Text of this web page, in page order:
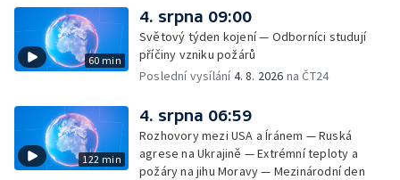
— Třem obcím na Brněnsku dočasně došla
pitná voda — SP v orientačním běhu v Česku
— Horko a požáry sužují Evropu — Rybářský
příměstský tábor
60 min
4. srpna 09:00
Světový týden kojení — Odborníci studují
příčiny vzniku požárů
Poslední vysílání4. 8. 2026 na ČT24
122 min
4. srpna 06:59
Rozhovory mezi USA a Íránem — Ruská
agrese na Ukrajině — Extrémní teploty a
požáry na jihu Moravy — Mezinárodní den